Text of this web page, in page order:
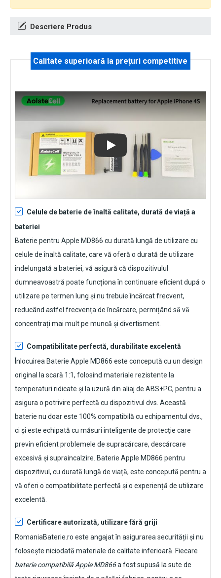
Descriere Produs
Calitate superioară la prețuri competitive
Celule de baterie de înaltă calitate, durată de viață a
bateriei
Baterie pentru Apple MD866 cu durată lungă de utilizare cu
celule de înaltă calitate, care vă oferă o durată de utilizare
îndelungată a bateriei, vă asigură că dispozitivulul
dumneavoastră poate funcționa în continuare eficient după o
utilizare pe termen lung și nu trebuie încărcat frecvent,
reducând astfel frecvența de încărcare, permițând să vă
concentrați mai mult pe muncă și divertisment.
Compatibilitate perfectă, durabilitate excelentă
Înlocuirea Baterie Apple MD866 este concepută cu un design
original la scară 1:1, folosind materiale rezistente la
temperaturi ridicate și la uzură din aliaj de ABS+PC, pentru a
asigura o potrivire perfectă cu dispozitivul dvs. Această
baterie nu doar este 100% compatibilă cu echipamentul dvs.,
ci și este echipată cu măsuri inteligente de protecție care
previn eficient problemele de supracărcare, descărcare
excesivă și supraincalzire. Baterie Apple MD866 pentru
dispozitivul , cu durată lungă de viață, este concepută pentru a
vă oferi o compatibilitate perfectă și o experiență de utilizare
excelentă.
Certificare autorizată, utilizare fără griji
RomaniaBaterie.ro este angajat în asigurarea securității și nu
folosește niciodată materiale de calitate inferioară. Fiecare
baterie compatibilă Apple MD866a fost supusă la sute de